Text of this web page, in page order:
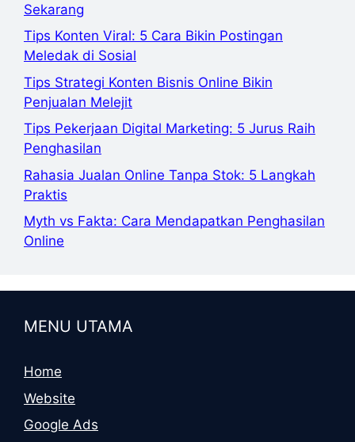
Sekarang
Tips Konten Viral: 5 Cara Bikin Postingan
Meledak di Sosial
Tips Strategi Konten Bisnis Online Bikin
Penjualan Melejit
Tips Pekerjaan Digital Marketing: 5 Jurus Raih
Penghasilan
Rahasia Jualan Online Tanpa Stok: 5 Langkah
Praktis
Myth vs Fakta: Cara Mendapatkan Penghasilan
Online
MENU UTAMA
Home
Website
Google Ads